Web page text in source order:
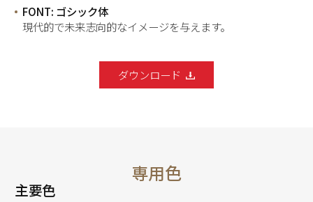
FONT: ゴシック体
現代的で未来志向的なイメージを与えます。
ダウンロード
専用色
主要色